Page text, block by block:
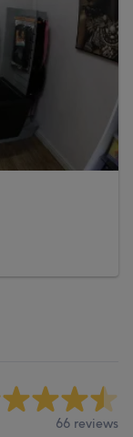
66 reviews